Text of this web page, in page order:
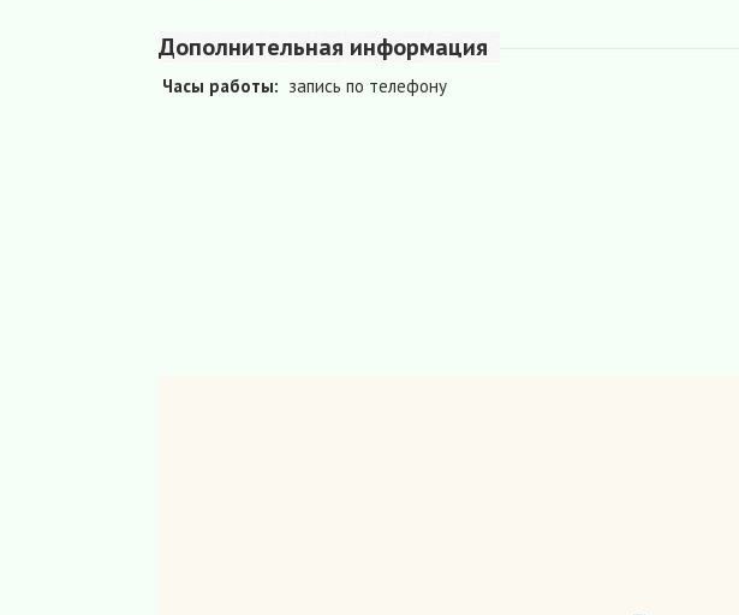
Дополнительная информация
Часы работы: запись по телефону